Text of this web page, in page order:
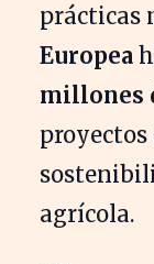
prácticas
Europea
millones
agrícola.